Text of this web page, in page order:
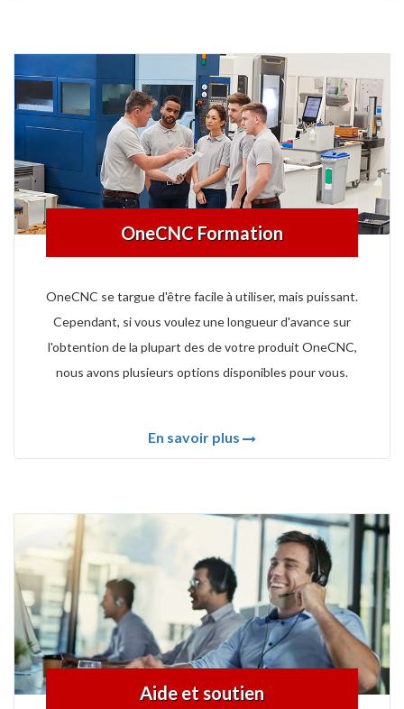
OneCNC Formation
OneCNC se targue d'être facile à utiliser, mais puissant.
Cependant, si vous voulez une longueur d'avance sur
l'obtention de la plupart des de votre produit OneCNC,
nous avons plusieurs options disponibles pour vous.
En savoir plus
Aide et soutien